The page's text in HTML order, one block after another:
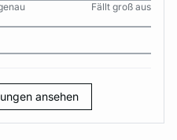
Fällt groß aus
ansehen